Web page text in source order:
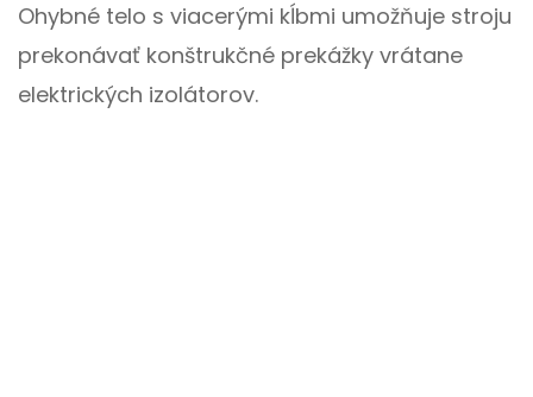
Ohybné telo s viacerými kĺbmi umožňuje stroju
prekonávať konštrukčné prekážky vrátane
elektrických izolátorov.